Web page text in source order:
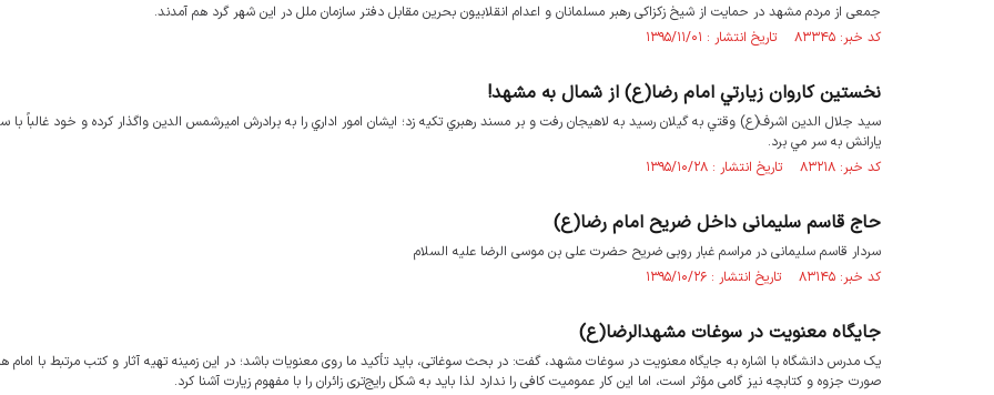
جمعی از مردم مشهد در حمایت از شیخ زکزاکی رهبر مسلمانان و اعدام انقلابیون بحرین مقابل دفتر سازمان ملل در این شهر گرد هم آمدند.
کد خبر: ۸۳۳۴۵ تاریخ انتشار : ۱۳۹۵/۱۱/۰۱
نخستین كاروان زيارتي امام رضا(ع) از شمال به مشهد!
سيد جلال الدین اشرف(ع) وقتي به گيلان رسيد به لاهيجان رفت و بر مسند رهبري تكيه زد؛ ایشان امور اداري را به برادرش اميرشمس الدين واگذار كرده و خود غالباً با
يارانش به سر مي برد.
کد خبر: ۸۳۲۱۸ تاریخ انتشار : ۱۳۹۵/۱۰/۲۸
حاج قاسم سلیمانی داخل ضریح امام رضا(ع)
سردار قاسم سلیمانی در مراسم غبار روبی ضریح حضرت علی بن موسی الرضا علیه السلام
کد خبر: ۸۳۱۴۵ تاریخ انتشار : ۱۳۹۵/۱۰/۲۶
جایگاه معنویت در سوغات مشهدالرضا(ع)
یک مدرس دانشگاه با اشاره به جایگاه معنویت در سوغات مشهد، گفت: در بحث سوغاتی، باید تأکید ما روی معنویات باشد؛ در این زمینه تهیه آثار و کتب مرتبط با
صورت جزوه و کتابچه نیز گامی مؤثر است، اما این کار عمومیت کافی را ندارد لذا باید به شکل رایج‌تری زائران را با مفهوم زیارت آشنا کرد.